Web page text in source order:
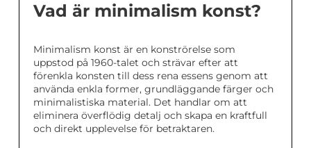
Vad är minimalism konst?
Minimalism konst är en konströrelse som
uppstod på 1960-talet och strävar efter att
förenkla konsten till dess rena essens genom att
använda enkla former, grundläggande färger och
minimalistiska material. Det handlar om att
eliminera överflödig detalj och skapa en kraftfull
och direkt upplevelse för betraktaren.